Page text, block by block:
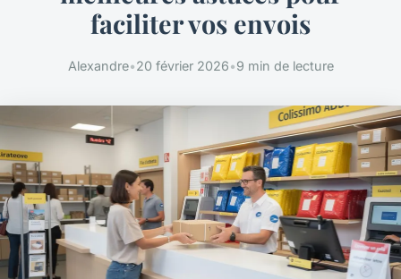
faciliter vos envois
Alexandre•20 février 2026•9 min de lecture